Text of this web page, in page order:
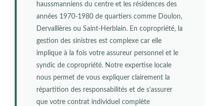
haussmanniens du centre et les résidences des
années 1970-1980 de quartiers comme Doulon,
Dervallières ou Saint-Herblain. En copropriété, la
gestion des sinistres est complexe car elle
implique à la fois votre assureur personnel et le
syndic de copropriété. Notre expertise locale
nous permet de vous expliquer clairement la
répartition des responsabilités et de s’assurer
que votre contrat individuel complète